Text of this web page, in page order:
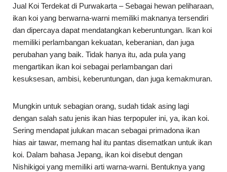
Jual Koi Terdekat di Purwakarta – Sebagai hewan peliharaan,
ikan koi yang berwarna-warni memiliki maknanya tersendiri
dan dipercaya dapat mendatangkan keberuntungan. Ikan koi
memiliki perlambangan kekuatan, keberanian, dan juga
perubahan yang baik. Tidak hanya itu, ada pula yang
mengartikan ikan koi sebagai perlambangan dari
kesuksesan, ambisi, keberuntungan, dan juga kemakmuran.
Mungkin untuk sebagian orang, sudah tidak asing lagi
dengan salah satu jenis ikan hias terpopuler ini, ya, ikan koi.
Sering mendapat julukan macan sebagai primadona ikan
hias air tawar, memang hal itu pantas disematkan untuk ikan
koi. Dalam bahasa Jepang, ikan koi disebut dengan
Nishikigoi yang memiliki arti warna-warni. Bentuknya yang